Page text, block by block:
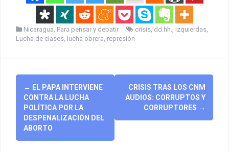
Nicaragua Para pensar y debatir crisis dd.hh. izquierdas
Lucha de clases
lucha obrera represión
Post
navigation
← EL PAPA INTERVIENE
CONTRA LA LUCHA
POLÍTICA POR LA
DESPENALIZACIÓN DEL
ABORTO
CRISIS TRAS LOS CNM
AUDIOS: CORRUPTOS Y
CORRUPTORES →